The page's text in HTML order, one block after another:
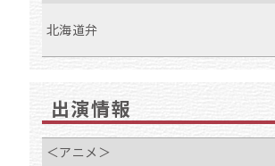
北海道弁
出演情報
＜アニメ＞